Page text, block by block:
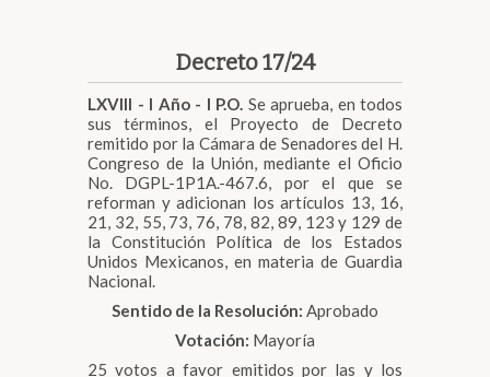
Decreto 17/24
LXVIII - I Año - I P.O. Se aprueba, en todos
sus términos, el Proyecto de Decreto
remitido por la Cámara de Senadores del H.
Congreso de la Unión, mediante el Oficio
No. DGPL-1P1A.-467.6, por el que se
reforman y adicionan los artículos 13, 16,
21, 32, 55, 73, 76, 78, 82, 89, 123 y 129 de
la Constitución Política de los Estados
Unidos Mexicanos, en materia de Guardia
Nacional.
Sentido de la Resolución: Aprobado
Votación: Mayoría
25 votos a favor emitidos por las y los